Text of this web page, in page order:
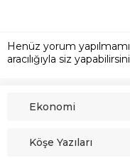
Henüz yorum
aracılığıyla siz
Ekonomi
Köşe Yazıları